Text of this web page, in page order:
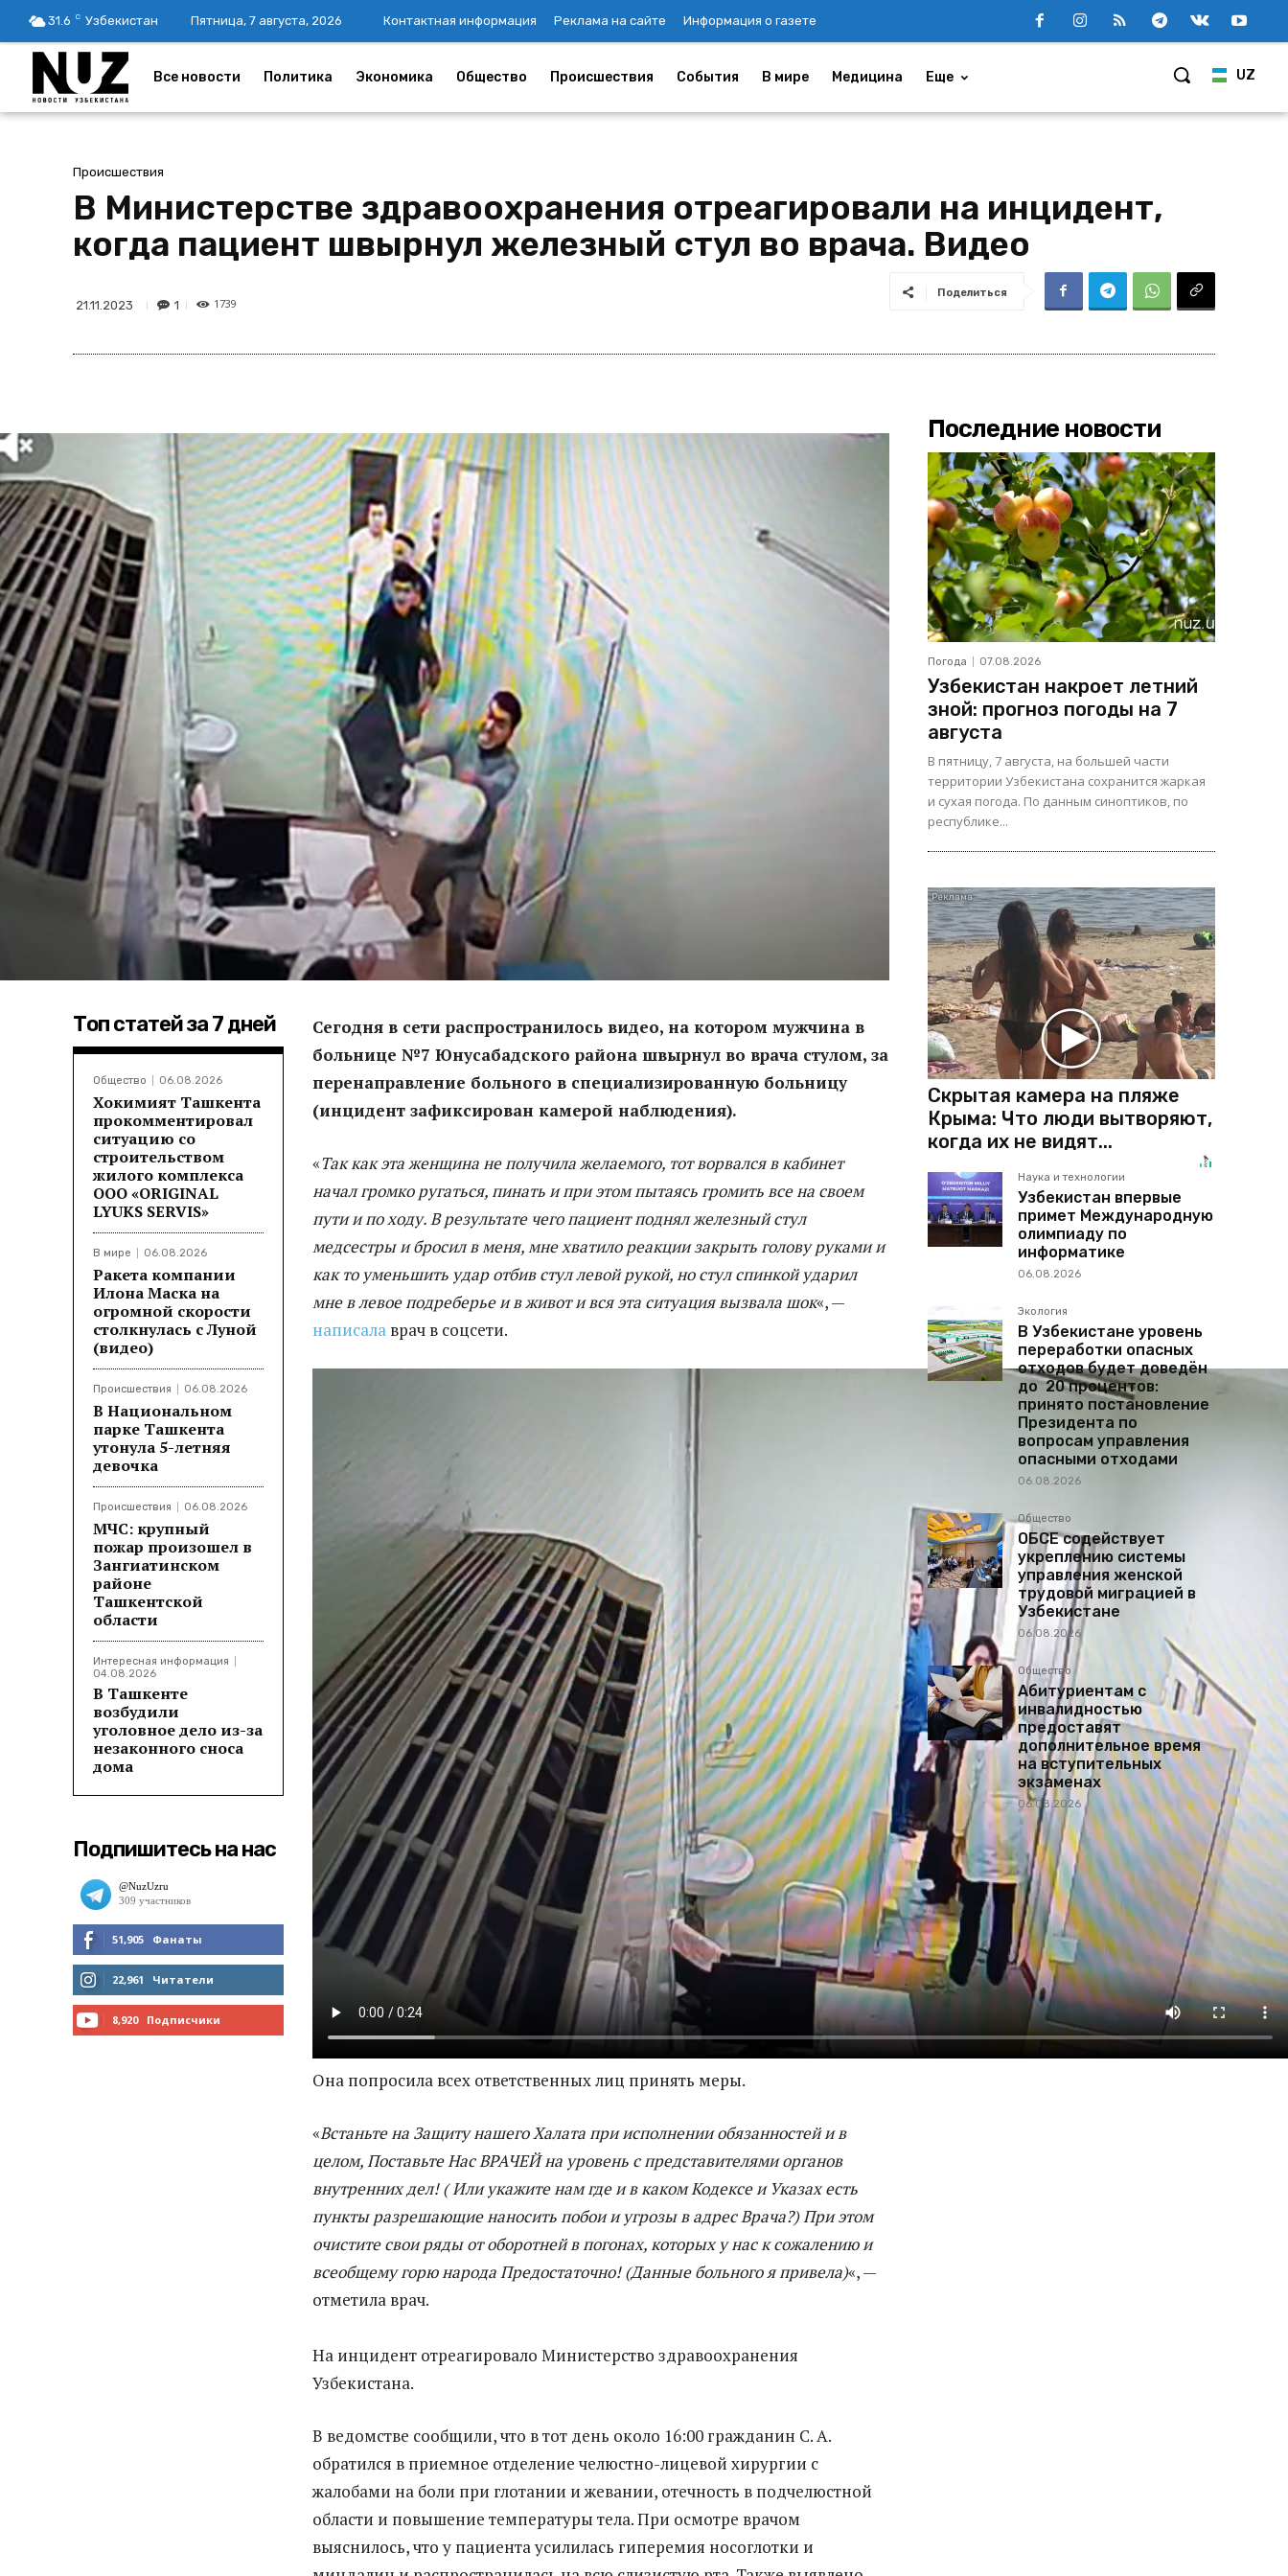
31.6 C Узбекистан Пятница, 7 августа, 2026 Контактная информация Реклама на сайте Информация о газете
UZ
Все новости Политика Экономика Общество Происшествия События В мире Медицина Еще
Происшествия
В Министерстве здравоохранения отреагировали на инцидент,
когда пациент швырнул железный стул во врача. Видео
21.11.2023 1 1739
Поделиться
Топ статей за 7 дней
Общество 06.08.2026
Хокимият Ташкента
прокомментировал
ситуацию со
строительством
жилого комплекса
ООО «ORIGINAL
LYUKS SERVIS»
В мире 06.08.2026
Ракета компании
Илона Маска на
огромной скорости
столкнулась с Луной
(видео)
Происшествия 06.08.2026
В Национальном
парке Ташкента
утонула 5-летняя
девочка
Происшествия 06.08.2026
МЧС: крупный
пожар произошел в
Зангиатинском
районе
Ташкентской
области
Интересная информация
04.08.2026
В Ташкенте
возбудили
уголовное дело из-за
незаконного сноса
дома
Подпишитесь на нас
51,905 Фанаты
МНЕ НРАВИТСЯ
22,961 Читатели
8,920 Подписчики
Сегодня в сети распространилось видео, на котором мужчина в
больнице №7 Юнусабадского района швырнул во врача стулом, за
перенаправление больного в специализированную больницу
(инцидент зафиксирован камерой наблюдения).
«Так как эта женщина не получила желаемого, тот ворвался в кабинет
начал громко ругаться, пинать и при этом пытаясь громить все на своем
пути и по ходу. В результате чего пациент поднял железный стул
медсестры и бросил в меня, мне хватило реакции закрыть голову руками и
как то уменьшить удар отбив стул левой рукой, но стул спинкой ударил
мне в левое подреберье и в живот и вся эта ситуация вызвала шок«, —
написала врач в соцсети.
Она попросила всех ответственных лиц принять меры.
«Встаньте на Защиту нашего Халата при исполнении обязанностей и в
целом, Поставьте Нас ВРАЧЕЙ на уровень с представителями органов
внутренних дел! ( Или укажите нам где и в каком Кодексе и Указах есть
пункты разрешающие наносить побои и угрозы в адрес Врача?) При этом
очистите свои ряды от оборотней в погонах, которых у нас к сожалению и
всеобщему горю народа Предостаточно! (Данные больного я привела)«, —
отметила врач.
На инцидент отреагировало Министерство здравоохранения
Узбекистана.
В ведомстве сообщили, что в тот день около 16:00 гражданин С. А.
обратился в приемное отделение челюстно-лицевой хирургии с
жалобами на боли при глотании и жевании, отечность в подчелюстной
области и повышение температуры тела. При осмотре врачом
выяснилось, что у пациента усилилась гиперемия носоглотки и
Последние новости
Погода 07.08.2026
Узбекистан накроет летний
зной: прогноз погоды на 7
августа
В пятницу, 7 августа, на большей части
территории Узбекистана сохранится жаркая
и сухая погода. По данным синоптиков, по
республике...
Скрытая камера на пляже
Крыма: Что люди вытворяют,
когда их не видят...
Наука и технологии
Узбекистан впервые
примет Международную
олимпиаду по
информатике
06.08.2026
Экология
В Узбекистане уровень
переработки опасных
отходов будет доведён
до 20 процентов:
принято постановление
Президента по
вопросам управления
опасными отходами
06.08.2026
Общество
ОБСЕ содействует
укреплению системы
управления женской
трудовой миграцией в
Узбекистане
06.08.2026
Общество
Абитуриентам с
инвалидностью
предоставят
дополнительное время
на вступительных
экзаменах
06.08.2026